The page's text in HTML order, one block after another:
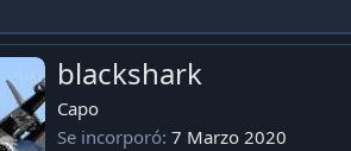
blackshark
Capo
Se incorporó 7 Marzo 2020